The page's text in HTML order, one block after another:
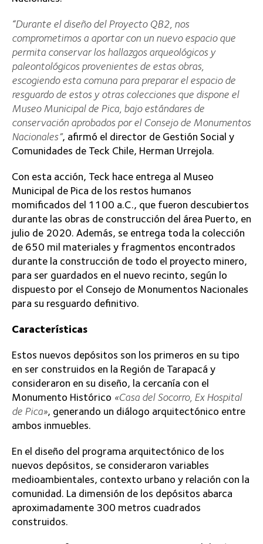
momificados del 1100 a.C., que fueron descubiertos
durante las obras de construcción del área Puerto, en
julio de 2020. Además, se entrega toda la colección
de 650 mil materiales y fragmentos encontrados
durante la construcción de todo el proyecto minero,
para ser guardados en el nuevo recinto, según lo
dispuesto por el Consejo de Monumentos Nacionales
para su resguardo definitivo.
Características
Estos nuevos depósitos son los primeros en su tipo
en ser construidos en la Región de Tarapacá y
consideraron en su diseño, la cercanía con el
Monumento Histórico«Casa del Socorro, Ex Hospital
de Pica», generando un diálogo arquitectónico entre
ambos inmuebles.
En el diseño del programa arquitectónico de los
nuevos depósitos, se consideraron variables
medioambientales, contexto urbano y relación con la
aproximadamente 300 metros cuadrados
Junto con ofrecer un nuevo espacio para el depósito
de las colecciones del museo, también se habilitó un
área exterior que permita desarrollar las acciones
participativas y de difusión del patrimonio cultural
que ejecuta el equipo del Museo Municipal de Pica
cómodas para los participantes.
Volver